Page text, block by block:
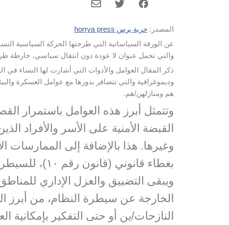
المصدر: حرية برس horrya press
عن الورقة السياساتية التي طرحتها الحركة السياسية
والتي تحمل عنوان لا عودة دون انتقال سياسي، خارطة
ذكر المقال العوامل والأدوات التي أشارت لها النساء
وديموغرافية والتي تتضافر بدورها مع عوامل العسكرة
هم ومنازلهن/هم.
وتتمثل أبرز هذه العوامل باستمرار
القبضة الأمنية على الأسر والأفراد
وغيرها. هذا بالإضافة إلى الممارسات
بغطاء
ويبقى التضييق والعزل الإداري
الخارجة عن سيطرة النظام، من أبرز
النازحات/ين أو حتى التفكير بإمكانية